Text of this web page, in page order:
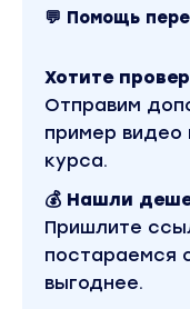
Глава 3
Как находить
запросы для
Моя схема
англоязычном
Классическая
запросов
💬 Помощь
Хотите
Отправим
пример видео
курса.
💰 Нашли
Пришлите
постараемся
выгоднее.